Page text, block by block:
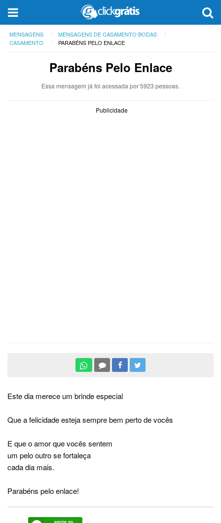
MENSAGENS
MENSAGENS DE CASAMENTO BODAS
CASAMENTO
PARABÉNS PELO ENLACE
Parabéns Pelo Enlace
Essa mensagem já foi acessada por 5923 pessoas.
Publicidade
Este dia merece um brinde especial
Que a felicidade esteja sempre bem perto de vocês
E que o amor que vocês sentem
um pelo outro se fortaleça
cada dia mais.
Parabéns pelo enlace!